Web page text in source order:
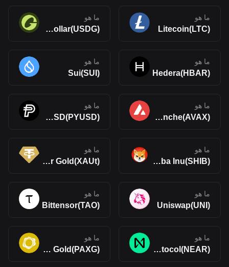
ما هو
Litecoin(LTC)
ما هو
Global Dollar(USDG)
ما هو
Hedera(HBAR)
ما هو
Sui(SUI)
ما هو
Avalanche(AVAX)
ما هو
PayPal USD(PYUSD)
ما هو
Shiba Inu(SHIB)
ما هو
Tether Gold(XAUt)
ما هو
Uniswap(UNI)
ما هو
Bittensor(TAO)
ما هو
NEAR Protocol(NEAR)
ما هو
PAX Gold(PAXG)